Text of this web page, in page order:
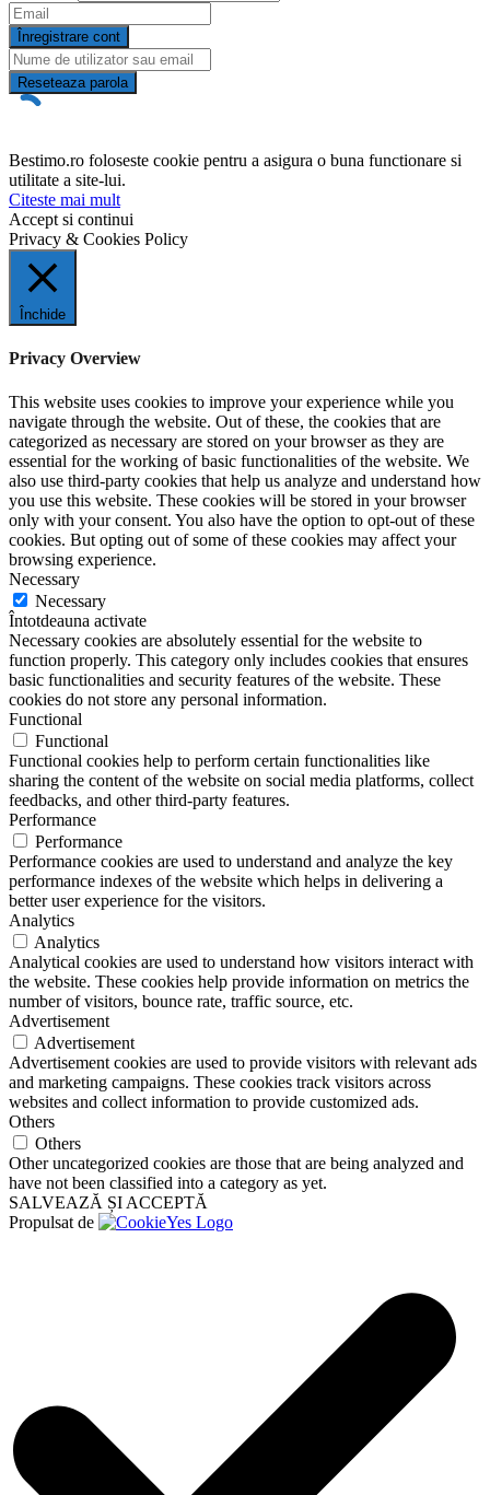
Înregistrare cont
Reseteaza parola
Bestimo.ro foloseste cookie pentru a asigura o buna functionare si
utilitate a site-lui.
Citeste mai mult
Accept si continui
Privacy & Cookies Policy
Închide
Privacy Overview
This website uses cookies to improve your experience while you
navigate through the website. Out of these, the cookies that are
categorized as necessary are stored on your browser as they are
essential for the working of basic functionalities of the website. We
also use third-party cookies that help us analyze and understand how
you use this website. These cookies will be stored in your browser
only with your consent. You also have the option to opt-out of these
cookies. But opting out of some of these cookies may affect your
browsing experience.
Necessary
Necessary
Întotdeauna activate
Necessary cookies are absolutely essential for the website to
function properly. This category only includes cookies that ensures
basic functionalities and security features of the website. These
cookies do not store any personal information.
Functional
Functional
Functional cookies help to perform certain functionalities like
sharing the content of the website on social media platforms, collect
feedbacks, and other third-party features.
Performance
Performance
Performance cookies are used to understand and analyze the key
performance indexes of the website which helps in delivering a
better user experience for the visitors.
Analytics
Analytics
Analytical cookies are used to understand how visitors interact with
the website. These cookies help provide information on metrics the
number of visitors, bounce rate, traffic source, etc.
Advertisement
Advertisement
Advertisement cookies are used to provide visitors with relevant ads
and marketing campaigns. These cookies track visitors across
websites and collect information to provide customized ads.
Others
Others
Other uncategorized cookies are those that are being analyzed and
have not been classified into a category as yet.
SALVEAZĂ ȘI ACCEPTĂ
Propulsat de